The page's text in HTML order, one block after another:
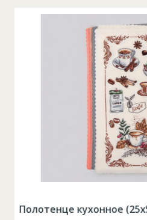
Пижама Женская (44-54)